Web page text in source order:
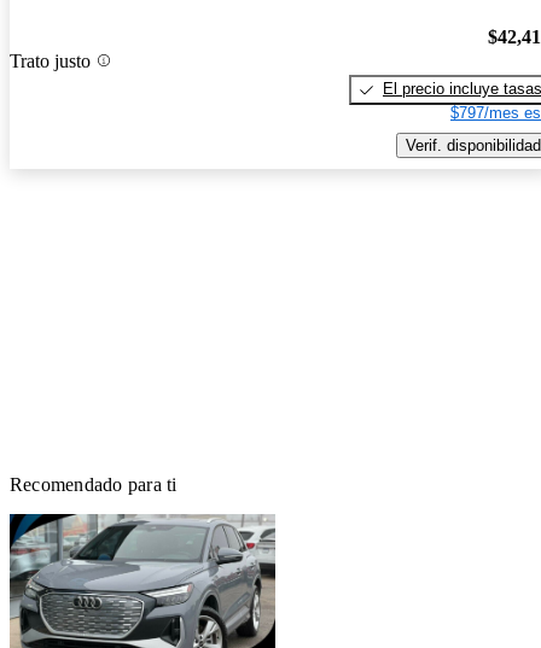
Trato justo
El precio incluye tasas
$797/mes
Verif. disponibilidad
Recomendado para ti